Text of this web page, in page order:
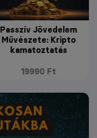
Passzív Jövedelem
Művészete: Kripto
kamatoztatás
19990 Ft